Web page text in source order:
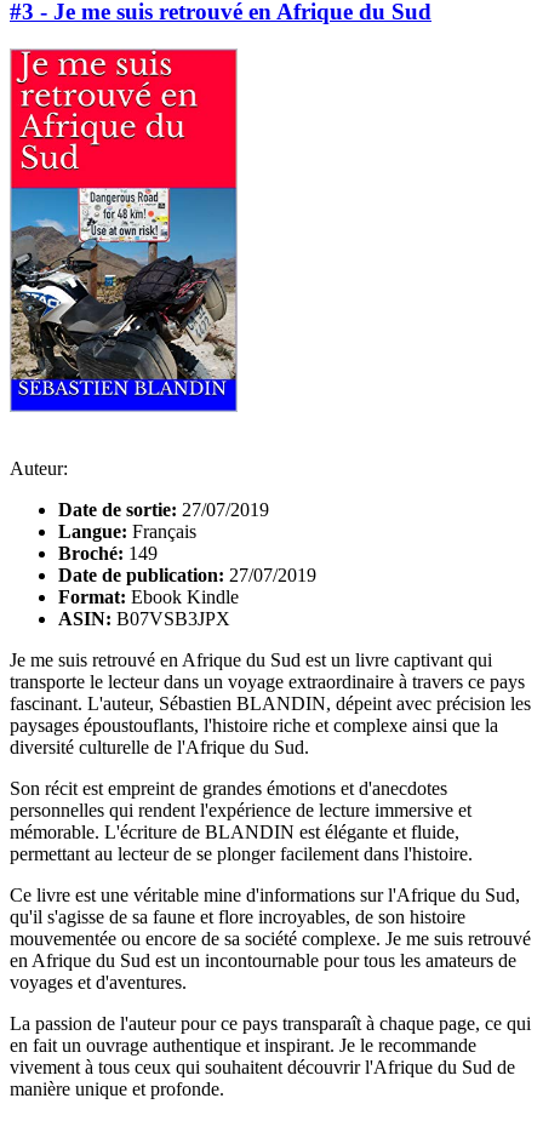
#3 - Je me suis retrouvé en Afrique du Sud
Auteur:
Date de sortie: 27/07/2019
Langue: Français
Broché: 149
Date de publication: 27/07/2019
Format: Ebook Kindle
ASIN: B07VSB3JPX
Je me suis retrouvé en Afrique du Sud est un livre captivant qui
transporte le lecteur dans un voyage extraordinaire à travers ce pays
fascinant. L'auteur, Sébastien BLANDIN, dépeint avec précision les
paysages époustouflants, l'histoire riche et complexe ainsi que la
diversité culturelle de l'Afrique du Sud.
Son récit est empreint de grandes émotions et d'anecdotes
personnelles qui rendent l'expérience de lecture immersive et
mémorable. L'écriture de BLANDIN est élégante et fluide,
permettant au lecteur de se plonger facilement dans l'histoire.
Ce livre est une véritable mine d'informations sur l'Afrique du Sud,
qu'il s'agisse de sa faune et flore incroyables, de son histoire
mouvementée ou encore de sa société complexe. Je me suis retrouvé
en Afrique du Sud est un incontournable pour tous les amateurs de
voyages et d'aventures.
La passion de l'auteur pour ce pays transparaît à chaque page, ce qui
en fait un ouvrage authentique et inspirant. Je le recommande
vivement à tous ceux qui souhaitent découvrir l'Afrique du Sud de
manière unique et profonde.